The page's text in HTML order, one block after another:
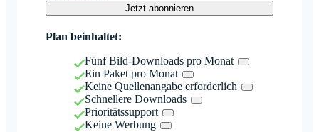
Jetzt abonnieren
Plan beinhaltet:
Fünf Bild-Downloads pro Monat
Ein Paket pro Monat
Keine Quellenangabe erforderlich
Schnellere Downloads
Prioritätssupport
Keine Werbung